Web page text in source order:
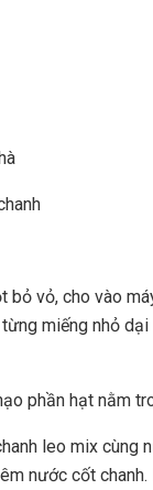
bỏ vỏ, cho vào
miếng nhỏ
phần hạt nằm
leo mix cùng
nước cốt